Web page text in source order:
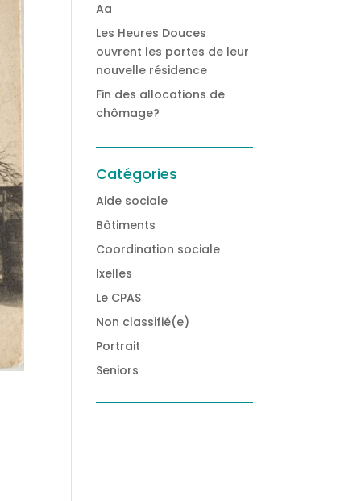
Aa
Les Heures Douces
ouvrent les portes de leur
nouvelle résidence
Fin des allocations de
chômage?
Catégories
Aide sociale
Bâtiments
Coordination sociale
Ixelles
Le CPAS
Non classifié(e)
Portrait
Seniors